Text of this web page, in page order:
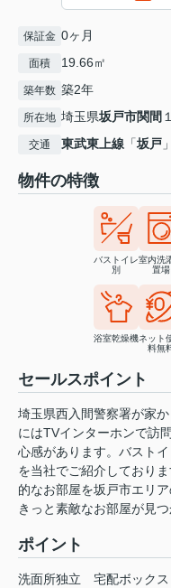
保証金 0ヶ月
面積 19.66㎡
築年数 築2年
所在地 埼玉県坂戸市関間
交通 東武東上線 「坂戸
物件の特徴
バストイレ
別
室内洗
置場
浴室乾燥機ネット
料無
セールスポイント
埼玉県西入間警察署が家
にはTVインターホンで訪
心感があります。バスト
を当社でご紹介しており
的なお部屋を坂戸市エリ
きっと素敵なお部屋が見つ
ポイント
洗面所独立 宅配ボックス